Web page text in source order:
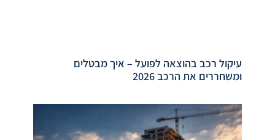
עיקול רכב בהוצאה לפועל – איך מבטלים
ומשחררים את הרכב 2026